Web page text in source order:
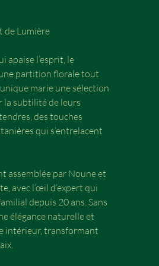
de Lumière
apaise l’esprit, le
partition florale tout
marie une sélection
la subtilité de leurs
des touches
qui s’entrelacent
assemblée par Noune et
avec l’œil d’expert qui
depuis 20 ans. Sans
élégance naturelle et
intérieur, transformant